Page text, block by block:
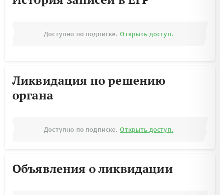
Доступно по подписке. Открыть доступ.
Ликвидация по решению
органа
Доступно по подписке. Открыть доступ.
Объявления о ликвидации